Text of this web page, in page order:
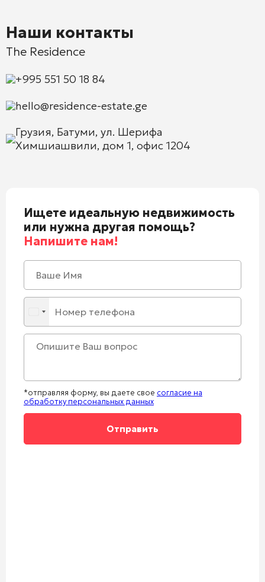
Наши контакты
The Residence
+995 551 50 18 84
hello@residence-estate.ge
Грузия, Батуми, ул. Шерифа
Химшиашвили, дом 1, офис 1204
Ищете идеальную недвижимость
или нужна другая помощь?
Напишите нам!
*отправляя форму, вы даете свое согласие на
обработку персональных данных